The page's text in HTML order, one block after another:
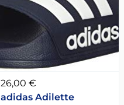
26,00 €
adidas Adilette